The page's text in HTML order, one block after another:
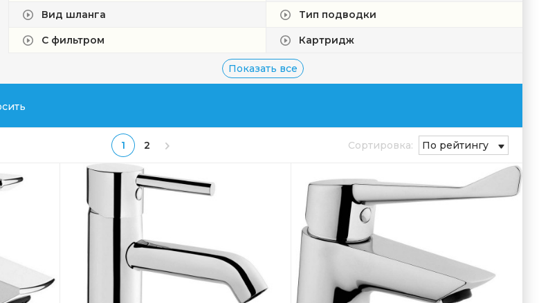
Вид шланга
С фильтром
Тип подводки
Картридж
Показать все
1 2 Сортировка: По рейтингу